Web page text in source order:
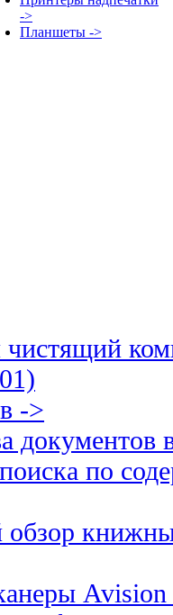
->
Планшеты ->
->
документов
по
Avision